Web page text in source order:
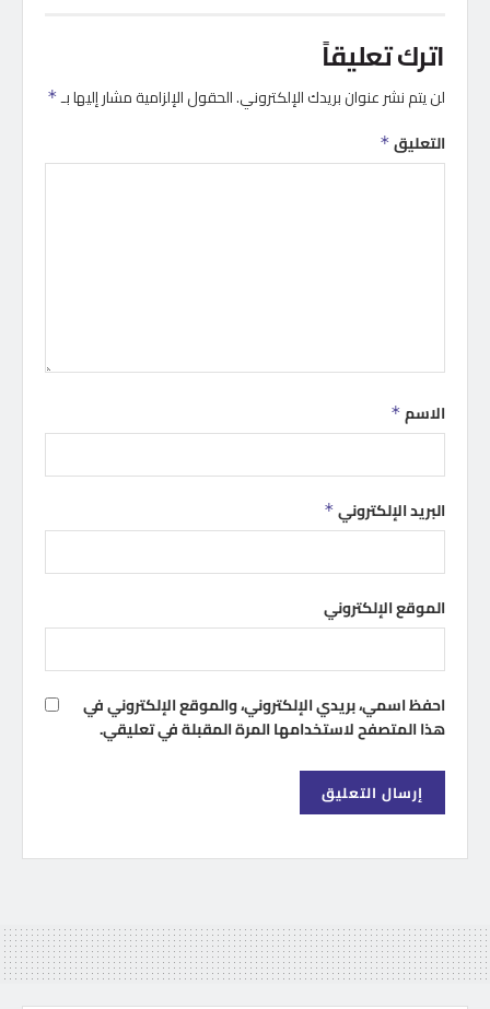
اترك تعليقاً
لن يتم نشر عنوان بريدك الإلكتروني.الحقول الإلزامية مشار إليها بـ *
التعليق *
الاسم *
البريد الإلكتروني *
الموقع الإلكتروني
احفظ اسمي، بريدي الإلكتروني، والموقع الإلكتروني في
هذا المتصفح لاستخدامها المرة المقبلة في تعليقي.